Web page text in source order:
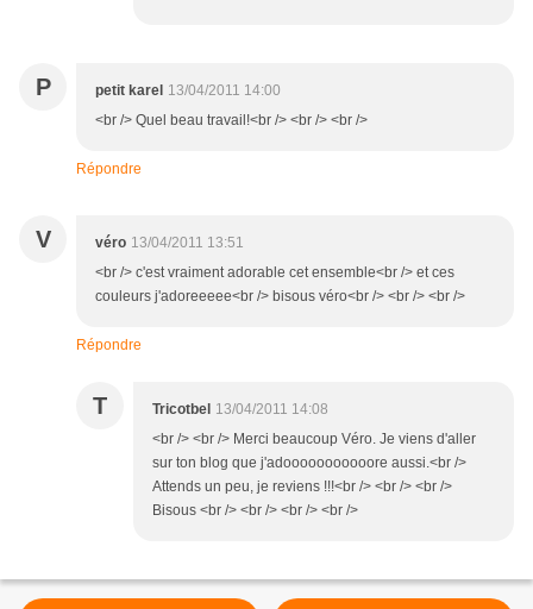
P petit karel 13/04/2011 14:00
<br /> Quel beau travail!<br /> <br /> <br />
Répondre
V véro 13/04/2011 13:51
<br /> c'est vraiment adorable cet ensemble<br /> et ces
couleurs j'adoreeeee<br /> bisous véro<br /> <br /> <br />
Répondre
T Tricotbel 13/04/2011 14:08
<br /> <br /> Merci beaucoup Véro. Je viens d'aller
sur ton blog que j'adooooooooooore aussi.<br />
Attends un peu, je reviens !!!<br /> <br /> <br />
Bisous <br /> <br /> <br /> <br />